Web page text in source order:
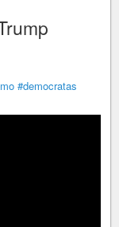
#democratas